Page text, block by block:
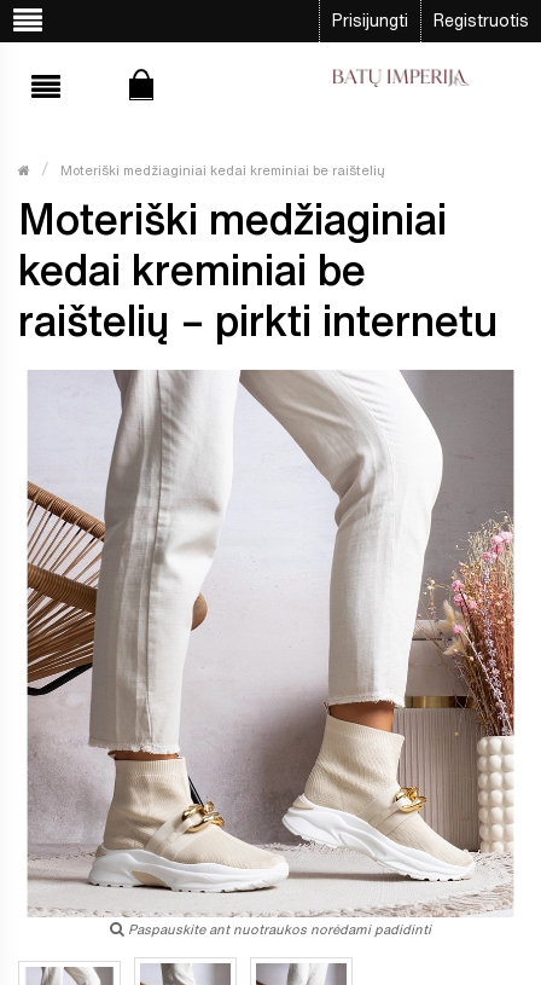
Prisijungti Registruotis
Moteriški medžiaginiai kedai kreminiai be raištelių
Moteriški medžiaginiai
kedai kreminiai be
raištelių – pirkti internetu
Paspauskite ant nuotraukos norėdami padidinti